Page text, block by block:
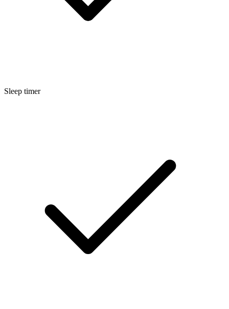
Sleep timer